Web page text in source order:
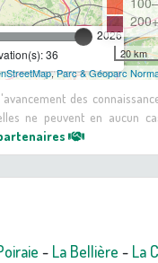
2026
36
200+
20 km
,Parc & Géoparc
des
ne peuvent en aucun
- La Bellière - La